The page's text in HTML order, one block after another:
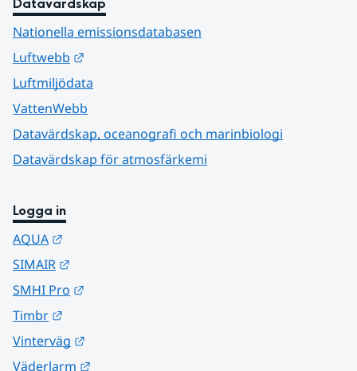
Nationella emissionsdatabasen
Luftwebb
Luftmiljödata
VattenWebb
Datavärdskap, oceanografi och marinbiologi
Datavärdskap för atmosfärkemi
Logga in
AQUA
SIMAIR
SMHI Pro
Timbr
Vinterväg
Väderlarm